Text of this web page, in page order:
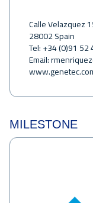
Calle Velazquez
28002 Spain
Tel: +34 (0)91 52
Email:
MILESTONE